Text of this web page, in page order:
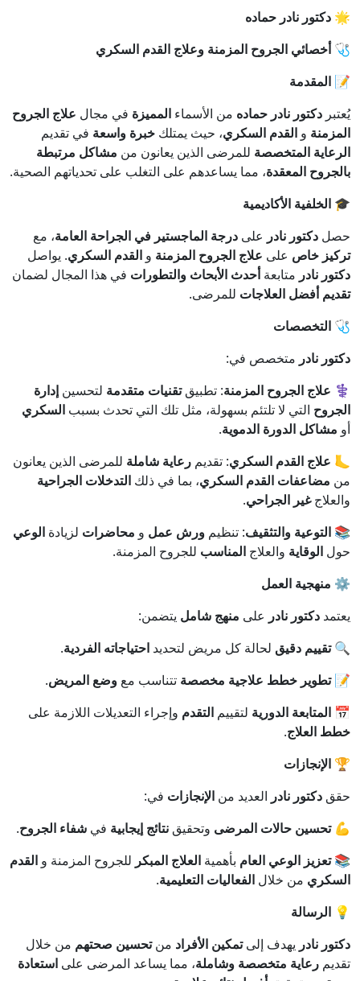
🌟 دكتور نادر حماده
🩺 أخصائي الجروح المزمنة وعلاج القدم السكري
📝 المقدمة
يُعتبر دكتور نادر حماده من الأسماء المميزة في مجال علاج الجروح
المزمنة و القدم السكري، حيث يمتلك خبرة واسعة في تقديم
الرعاية المتخصصة للمرضى الذين يعانون من مشاكل مرتبطة
بالجروح المعقدة، مما يساعدهم على التغلب على تحدياتهم الصحية.
🎓 الخلفية الأكاديمية
حصل دكتور نادر على درجة الماجستير في الجراحة العامة، مع
تركيز خاص على علاج الجروح المزمنة و القدم السكري. يواصل
دكتور نادر متابعةأحدث الأبحاث والتطورات في هذا المجال لضمان
تقديم أفضل العلاجات للمرضى.
🩺 التخصصات
دكتور نادر متخصص في:
⚕️ علاج الجروح المزمنة: تطبيقتقنيات متقدمة لتحسين إدارة
الجروح التي لا تلتئم بسهولة، مثل تلك التي تحدث بسبب السكري
أو مشاكل الدورة الدموية.
🦶 علاج القدم السكري: تقديم رعاية شاملة للمرضى الذين يعانون
من مضاعفات القدم السكري، بما في ذلك التدخلات الجراحية
والعلاجغير الجراحي.
📚 التوعية والتثقيف: تنظيم ورش عمل و محاضرات لزيادة الوعي
حول الوقاية والعلاج المناسب للجروح المزمنة.
⚙️ منهجية العمل
يعتمد دكتور نادر على منهج شامل يتضمن:
🔍 تقييم دقيق لحالة كل مريض لتحديد احتياجاته الفردية.
📝 تطوير خطط علاجية مخصصة تتناسب مع وضع المريض.
📅 المتابعة الدورية لتقييم التقدم وإجراء التعديلات اللازمة على
خطط العلاج.
🏆 الإنجازات
حقق دكتور نادر العديد من الإنجازات في:
💪 تحسين حالات المرضى وتحقيق نتائج إيجابية في شفاء الجروح.
📚 تعزيز الوعي العام بأهمية العلاج المبكر للجروح المزمنة و القدم
السكري من خلال الفعاليات التعليمية.
💡 الرسالة
دكتور نادر يهدف إلىتمكين الأفراد منتحسين صحتهم من خلال
تقديم رعاية متخصصة وشاملة، مما يساعد المرضى على استعادة